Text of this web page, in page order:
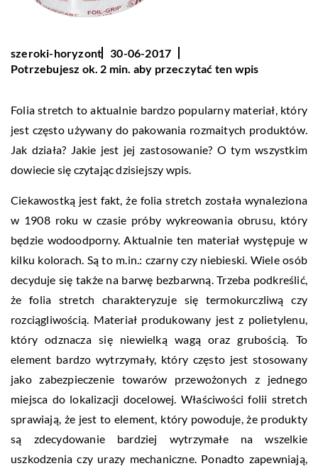
szeroki-horyzont
30-06-2017
Potrzebujesz ok. 2 min. aby przeczytać ten wpis
Folia stretch to aktualnie bardzo popularny materiał, który
jest często używany do pakowania rozmaitych produktów.
Jak działa? Jakie jest jej zastosowanie? O tym wszystkim
dowiecie się czytając dzisiejszy wpis.
Ciekawostką jest fakt, że folia stretch została wynaleziona
w 1908 roku w czasie próby wykreowania obrusu, który
będzie wodoodporny. Aktualnie ten materiał występuje w
kilku kolorach. Są to m.in.: czarny czy niebieski. Wiele osób
decyduje się także na barwę bezbarwną. Trzeba podkreślić,
że folia stretch charakteryzuje się termokurczliwą czy
rozciągliwością. Materiał produkowany jest z polietylenu,
który odznacza się niewielką wagą oraz grubością. To
element bardzo wytrzymały, który często jest stosowany
jako zabezpieczenie towarów przewożonych z jednego
miejsca do lokalizacji docelowej. Właściwości folii stretch
sprawiają, że jest to element, który powoduje, że produkty
są zdecydowanie bardziej wytrzymałe na wszelkie
uszkodzenia czy urazy mechaniczne. Ponadto zapewniają,